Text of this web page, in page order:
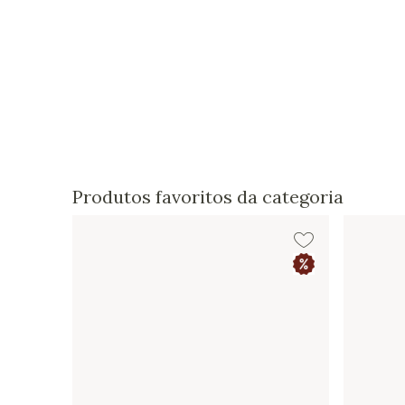
Produtos favoritos da categoria